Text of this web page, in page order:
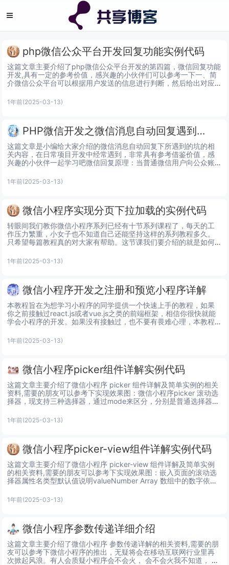
php微信公众平台开发回复功能实例代码
这篇文章主要介绍了php微信公众平台开发的第四篇，微信回复功能
开发,具有一定的参考价值，感兴趣的小伙伴们可以参考一下一、简
介微信公众平台可以根据用户发送的信息进行判断，然后给出对应
个...
1年前(2025-03-13)
PHP微信开发之微信消息自动回复遇到的问题
这篇文章是小编给大家介绍的微信消息自动回复下所遇到的坑的相
关内容，在日常项目开发中经常遇到，非常具有参考借鉴价值，感
兴趣的小伙伴一起学习吧微信回复原理：当普通微信用户向公众账
信息和消...
1年前(2025-03-13)
微信小程序实现分页下拉加载的实例代码
转眼间我们教你微信小程序系列已经有十节系列课程了，每天的工
作压力繁重，小女子也不知道自己还能坚持这样的系列教程多久。
只希望每篇教程真的对大家有帮助。这节课我们要介绍的就是如何
1年前(2025-03-13)
微信小程序开发之注册和预览小程序详解
本教程旨在为想学习小程序的同学提供一个快速上手的教程，如果
你之前接触过react.js或者vue.js之类的前端框架，相信你很快就能
学会小程序的开发。如果没有接触过，也不要有畏难心理，本教程
1年前(2025-03-13)
微信小程序picker组件详解实例代码
这篇文章主要介绍了微信小程序 picker 组件详解及简单实例的相关
资料,需要的朋友可以参考下实现效果图：微信小程序picker 滚动选
择器，现支持三种选择器，通过mode来区分，分别是普通选择器，
1年前(2025-03-13)
微信小程序picker-view组件详解实例代码
这篇文章主要介绍了微信小程序 picker-view 组件详解及简单实例
的相关资料,需要的朋友可以参考下实现效果图：嵌入页面的滚动选
择器属性名类型默认值说明valueNumber Array 数组中的数字依次
1年前(2025-03-13)
微信小程序参数传递详细介绍
这篇文章主要介绍了微信小程序 参数传递详解的相关资料,需要的朋
友可以参考下微信小程序的推出，无疑将会在移动互联网行业里再
次掀起风浪。有人会质疑小程序会不会火， 会不会火我不知道， 看